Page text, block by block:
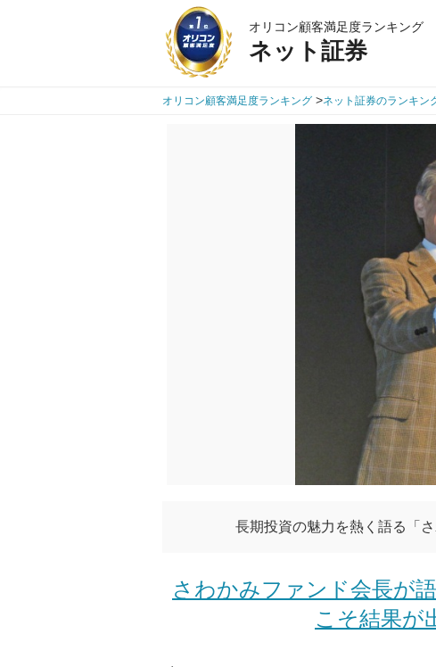
オリコン顧客満足度ランキング
ネット証券
オリコン顧客満足度ランキング >ネット証券のランキン
長期投資の魅力を熱く語る「
さわかみファンド会長が
こそ結果が